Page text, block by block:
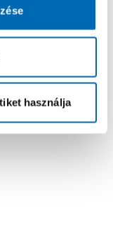
használja